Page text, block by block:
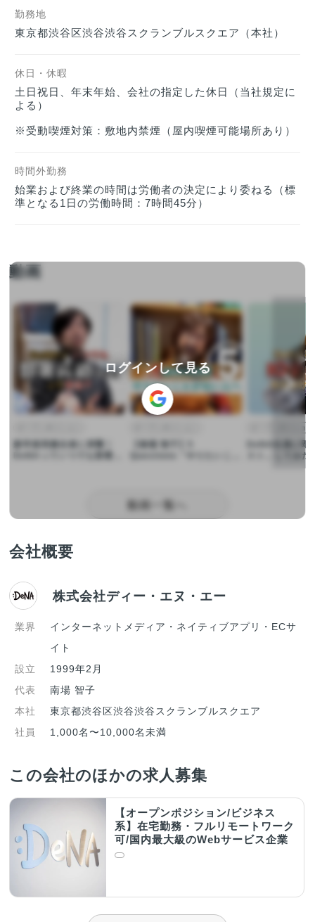
勤務地
東京都渋谷区渋谷渋谷スクランブルスクエア（本社）
休日・休暇
土日祝日、年末年始、会社の指定した休日（当社規定に
よる）
※受動喫煙対策：敷地内禁煙（屋内喫煙可能場所あり）
時間外勤務
始業および終業の時間は労働者の決定により委ねる（標
準となる1日の労働時間：7時間45分）
ログインして見る
動画
▶︎ ▶︎ ▶︎
オープンポジション
DeNA社員に即
スト」してみた
会社概要
株式会社ディー・エヌ・エー
業界
インターネットメディア・ネイティブアプリ・ECサ
イト
設立
1999年2月
代表
南場 智子
本社
東京都渋谷区渋谷渋谷スクランブルスクエア
社員
1,000名〜10,000名未満
この会社のほかの求人募集
【オープンポジション/ビジネス
系】在宅勤務・フルリモートワーク
可/国内最大級のWebサービス企業